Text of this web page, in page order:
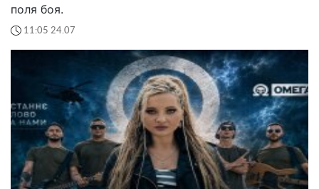
поля боя.
11:05 24.07